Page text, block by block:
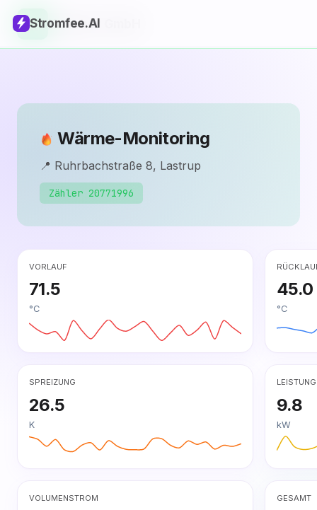
Stromfee.AI
Kalieber GmbH
Wärme-Monitoring
📍 Ruhrbachstraße 8, Lastrup
Zähler 20771996
VORLAUF
71.5
°C
45.0
°C
SPREIZUNG
26.5
K
LEISTUNG
9.8
kW
VOLUMENSTROM GESAMT